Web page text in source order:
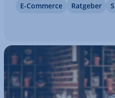
Ansätze, um der Website
E-Commerce Ratgeber